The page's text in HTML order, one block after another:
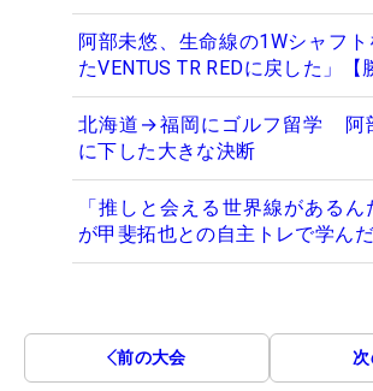
阿部未悠、生命線の1Wシャフ
たVENTUS TR REDに戻した」【
北海道→福岡にゴルフ留学 阿
に下した大きな決断
「推しと会える世界線がある
が甲斐拓也との自主トレで学ん
前の大会 次